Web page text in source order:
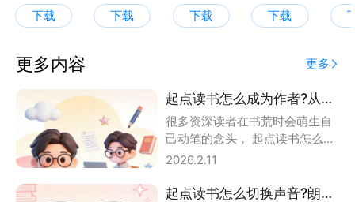
下载 下载 下载 下载
更多内容 更多
起点读书怎么成为作者?从读者到创作者的转型之路
2026.2.11
很多资深读者在书荒时会萌生自
己动笔的念头， 起点读书怎么成
为作者 是他们问出的第一个问
起点读书怎么切换声音?朗读音色选择与下载指南